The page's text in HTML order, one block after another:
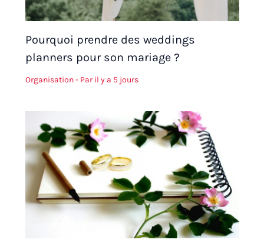
Pourquoi prendre des weddings
planners pour son mariage ?
Organisation- Par il y a 5 jours